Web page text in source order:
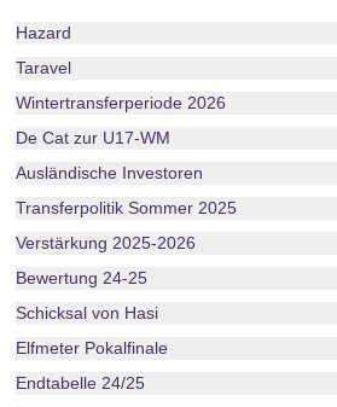
Hazard
Taravel
Wintertransferperiode 2026
De Cat zur U17-WM
Ausländische Investoren
Transferpolitik Sommer 2025
Verstärkung 2025-2026
Bewertung 24-25
Schicksal von Hasi
Elfmeter Pokalfinale
Endtabelle 24/25